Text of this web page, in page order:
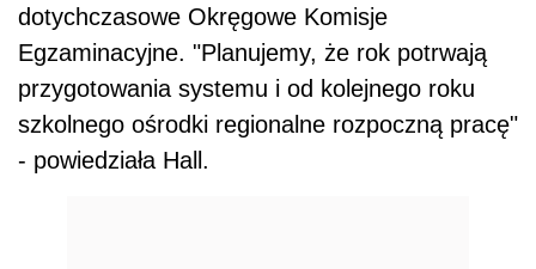
dotychczasowe Okręgowe Komisje
Egzaminacyjne. "Planujemy, że rok potrwają
przygotowania systemu i od kolejnego roku
szkolnego ośrodki regionalne rozpoczną pracę"
- powiedziała Hall.